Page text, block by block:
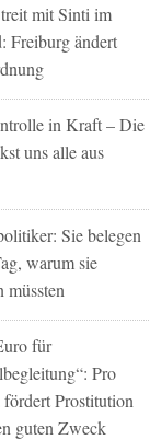
mit Sinti im
Freiburg ändert
in Kraft – Die
uns alle aus
Sie belegen
warum sie
müssten
für
Pro
Prostitution
guten Zweck